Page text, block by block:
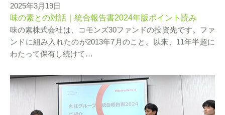
2025年3月19日
味の素との対話｜統合報告書2024年版ポイント読み
味の素株式会社は、コモンズ30ファンドの投資先です。ファ
ンドに組み入れたのが2013年7月のこと。以来、11年半超に
わたって保有し続けて…